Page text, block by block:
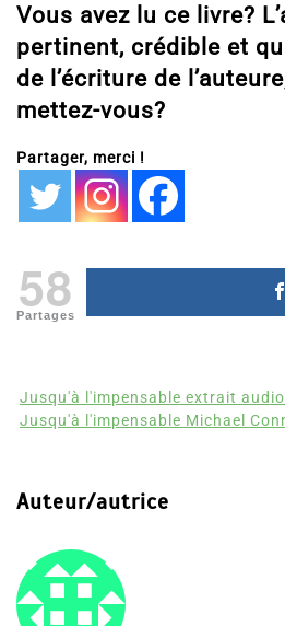
Vous avez lu ce livre?
pertinent, crédible et
de l’écriture de
mettez-vous?
Partager, merci !
58
Partages
Jusqu'à l'impensable extrait audio
Jusqu'à l'impensable Michael
Auteur/autrice